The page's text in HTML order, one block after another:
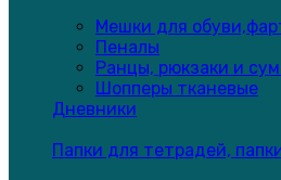
Мешки для
Пеналы
Ранцы, рюкзаки и
Шопперы тканевые
Дневники
Папки для тетрадей,